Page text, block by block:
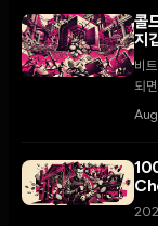
콜
지
비
되
이